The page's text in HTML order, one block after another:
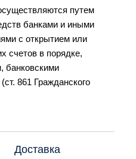
путем
банками и иными
с открытием или
счетов в порядке,
банковскими
861 Гражданского
Доставка